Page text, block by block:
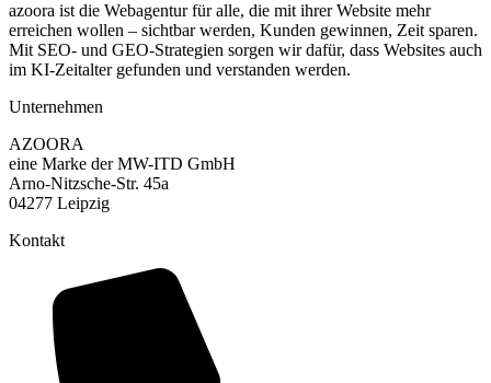
azoora ist die Webagentur für alle, die mit ihrer Website mehr
erreichen wollen – sichtbar werden, Kunden gewinnen, Zeit sparen.
Mit SEO- und GEO-Strategien sorgen wir dafür, dass Websites auch
im KI-Zeitalter gefunden und verstanden werden.
Unternehmen
AZOORA
eine Marke der MW-ITD GmbH
Arno-Nitzsche-Str. 45a
04277 Leipzig
Kontakt